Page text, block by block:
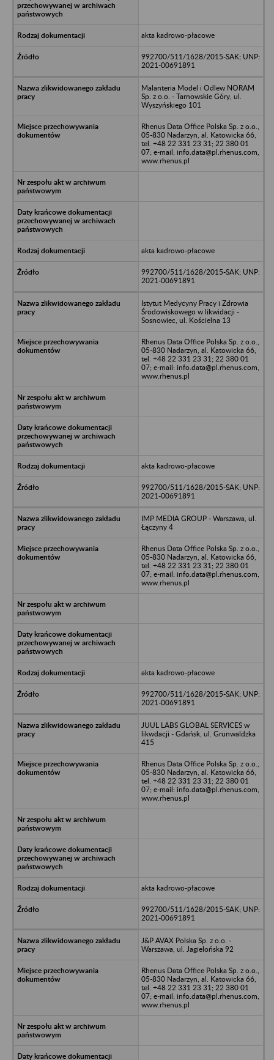
akta kadrowo-płacowe
992700/511/1628/2015-SAK; UNP:
2021-00691891
Malanteria Model i Odlew NORAM
Sp. z o.o. - Tarnowskie Góry, ul.
Wyszyńskiego 101
Rhenus Data Office Polska Sp. z o.o.,
05-830 Nadarzyn, al. Katowicka 66,
tel. +48 22 331 23 31; 22 380 01
07; e-mail: info.data@pl.rhenus.com,
www.rhenus.pl
akta kadrowo-płacowe
992700/511/1628/2015-SAK; UNP:
2021-00691891
Istytut Medycyny Pracy i Zdrowia
Środowiskowego w likwidacji -
Sosnowiec, ul. Kościelna 13
Rhenus Data Office Polska Sp. z o.o.,
05-830 Nadarzyn, al. Katowicka 66,
tel. +48 22 331 23 31; 22 380 01
07; e-mail: info.data@pl.rhenus.com,
www.rhenus.pl
akta kadrowo-płacowe
992700/511/1628/2015-SAK; UNP:
2021-00691891
IMP MEDIA GROUP - Warszawa, ul.
Łączyny 4
Rhenus Data Office Polska Sp. z o.o.,
05-830 Nadarzyn, al. Katowicka 66,
tel. +48 22 331 23 31; 22 380 01
07; e-mail: info.data@pl.rhenus.com,
www.rhenus.pl
akta kadrowo-płacowe
992700/511/1628/2015-SAK; UNP:
2021-00691891
JUUL LABS GLOBAL SERVICES w
likwdacji - Gdańsk, ul. Grunwaldzka
415
Rhenus Data Office Polska Sp. z o.o.,
05-830 Nadarzyn, al. Katowicka 66,
tel. +48 22 331 23 31; 22 380 01
07; e-mail: info.data@pl.rhenus.com,
www.rhenus.pl
akta kadrowo-płacowe
992700/511/1628/2015-SAK; UNP:
2021-00691891
J&P AVAX Polska Sp. z o.o. -
Warszawa, ul. Jagielońska 92
Rhenus Data Office Polska Sp. z o.o.,
05-830 Nadarzyn, al. Katowicka 66,
tel. +48 22 331 23 31; 22 380 01
07; e-mail: info.data@pl.rhenus.com,
www.rhenus.pl